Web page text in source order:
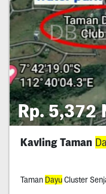
Rp. 5,372
Kavling Taman
Taman DayuCluster